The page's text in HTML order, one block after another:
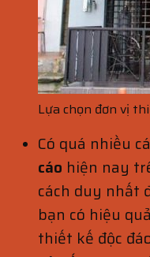
Lựa chọn đơn vị
Có quá nhiều
cáo hiện nay
cách duy nhất
bạn có hiệu
thiết kế độc